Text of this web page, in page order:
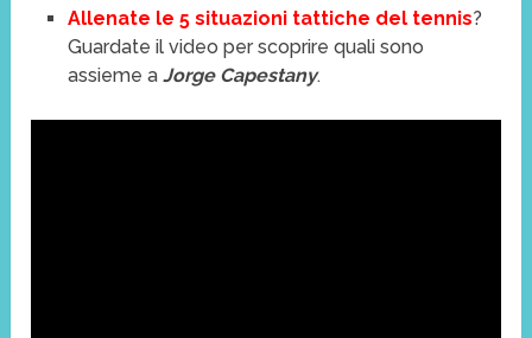
Allenate le 5 situazioni tattiche del tennis?
Guardate il video per scoprire quali sono
assieme a Jorge Capestany.